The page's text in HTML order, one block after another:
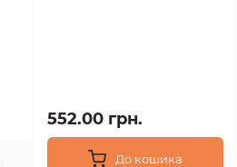
552.00 грн.
До кошика